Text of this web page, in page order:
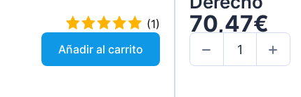
(1)
Añadir al carrito
70,47€